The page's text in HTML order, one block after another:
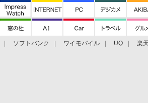
ソフトバンク ワイモバイル UQ 楽天